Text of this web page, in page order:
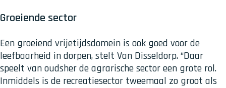
Groeiende sector
Een groeiend vrijetijdsdomein is ook goed voor de
leefbaarheid in dorpen, stelt Van Disseldorp. “Daar
speelt van oudsher de agrarische sector een grote rol.
Inmiddels is de recreatiesector tweemaal zo groot als